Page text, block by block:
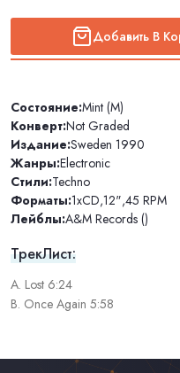
Добавить В
Состояние:Mint (M)
Конверт:Not Graded
Издание:Sweden 1990
Жанры:Electronic
Стили:Techno
Форматы:1xCD,12",45 RPM
Лейблы:A&M Records ()
ТрекЛист:
A. Lost 6:24
B. Once Again 5:58